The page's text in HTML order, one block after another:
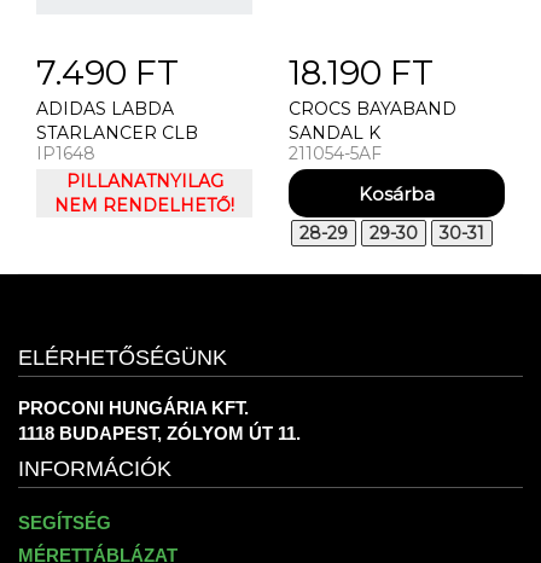
7.490 FT
ADIDAS LABDA
STARLANCER CLB
IP1648
PILLANATNYILAG
NEM RENDELHETŐ!
18.190 FT
CROCS BAYABAND
SANDAL K
211054-5AF
28-29 29-30 30-31
ELÉRHETŐSÉGÜNK
PROCONI HUNGÁRIA KFT.
1118 BUDAPEST, ZÓLYOM ÚT 11.
INFORMÁCIÓK
SEGÍTSÉG
MÉRETTÁBLÁZAT